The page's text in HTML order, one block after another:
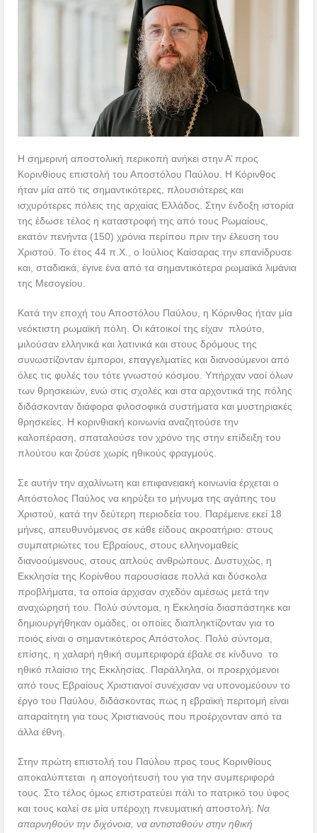
Η σημερινή αποστολική περικοπή ανήκει στην Α’ προς
Κορινθίους επιστολή του Αποστόλου Παύλου. Η Κόρινθος
ήταν μία από τις σημαντικότερες, πλουσιότερες και
ισχυρότερες πόλεις της αρχαίας Ελλάδος. Στην ένδοξη ιστορία
της έδωσε τέλος η καταστροφή της από τους Ρωμαίους,
εκατόν πενήντα (150) χρόνια περίπου πριν την έλευση του
Χριστού. Το έτος 44 π.Χ., ο Ιούλιος Καίσαρας την επανίδρυσε
και, σταδιακά, έγινε ένα από τα σημαντικότερα ρωμαϊκά λιμάνια
της Μεσογείου.
Κατά την εποχή του Αποστόλου Παύλου, η Κόρινθος ήταν μία
νεόκτιστη ρωμαϊκή πόλη. Οι κάτοικοί της είχαν πλούτο,
μιλούσαν ελληνικά και λατινικά και στους δρόμους της
συνωστίζονταν έμποροι, επαγγελματίες και διανοούμενοι από
όλες τις φυλές του τότε γνωστού κόσμου. Υπήρχαν ναοί όλων
των θρησκειών, ενώ στις σχολές και στα αρχοντικά της πόλης
διδάσκονταν διάφορα φιλοσοφικά συστήματα και μυστηριακές
θρησκείες. Η κορινθιακή κοινωνία αναζητούσε την
καλοπέραση, σπαταλούσε τον χρόνο της στην επίδειξη του
πλούτου και ζούσε χωρίς ηθικούς φραγμούς.
Σε αυτήν την αχαλίνωτη και επιφανειακή κοινωνία έρχεται ο
Απόστολος Παύλος να κηρύξει το μήνυμα της αγάπης του
Χριστού, κατά την δεύτερη περιοδεία του. Παρέμεινε εκεί 18
μήνες, απευθυνόμενος σε κάθε είδους ακροατήριο: στους
συμπατριώτες του Εβραίους, στους ελληνομαθείς
διανοούμενους, στους απλούς ανθρώπους. Δυστυχώς, η
Εκκλησία της Κορίνθου παρουσίασε πολλά και δύσκολα
προβλήματα, τα οποία άρχισαν σχεδόν αμέσως μετά την
αναχώρησή του. Πολύ σύντομα, η Εκκλησία διασπάστηκε και
δημιουργήθηκαν ομάδες, οι οποίες διαπληκτίζονταν για το
ποιός είναι ο σημαντικότερος Απόστολος. Πολύ σύντομα,
επίσης, η χαλαρή ηθική συμπεριφορά έβαλε σε κίνδυνο το
ηθικό πλαίσιο της Εκκλησίας. Παράλληλα, οι προερχόμενοι
από τους Εβραίους Χριστιανοί συνέχισαν να υπονομεύουν το
έργο του Παύλου, διδάσκοντας πως η εβραϊκή περιτομή είναι
απαραίτητη για τους Χριστιανούς που προέρχονταν από τα
άλλα έθνη.
Στην πρώτη επιστολή του Παύλου προς τους Κορινθίους
αποκαλύπτεται η απογοήτευσή του για την συμπεριφορά
τους. Στο τέλος όμως επιστρατεύει πάλι το πατρικό του ύφος
και τους καλεί σε μία υπέροχη πνευματική αποστολή:Να
απαρνηθούν την διχόνοια, να αντισταθούν στην ηθική